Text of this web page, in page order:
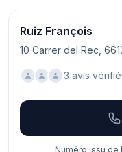
Ruiz François
10 Carrer del Rec,
3 avis
Numéro issu de